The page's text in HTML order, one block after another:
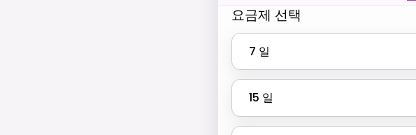
요금제 선택
7 일
15 일